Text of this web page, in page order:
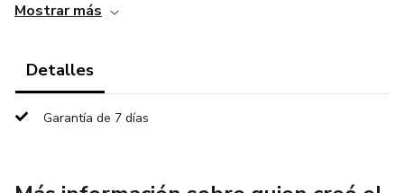
duraderos
Mostrar más
Detalles
Garantía de 7 días